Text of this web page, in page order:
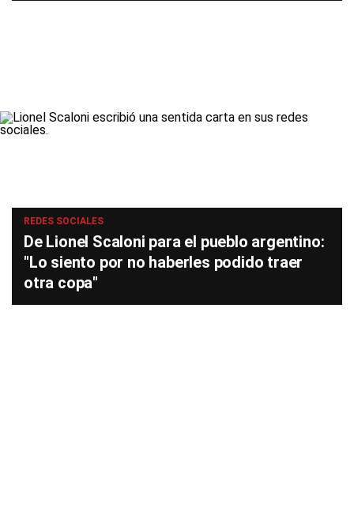
REDES SOCIALES
De Lionel Scaloni para el pueblo argentino:
"Lo siento por no haberles podido traer
otra copa"